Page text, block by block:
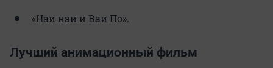
«Наи наи и Ваи По».
Лучший анимационный фильм